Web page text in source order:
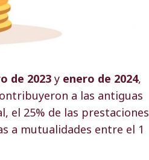
de 2023 y enero de 2024,
a las antiguas
el 25% de las prestaciones
a mutualidades entre el 1